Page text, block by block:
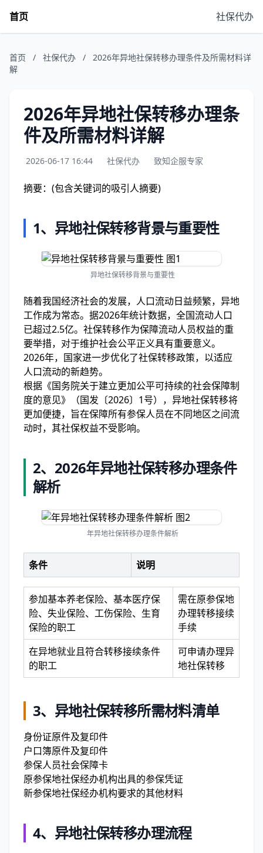
首页 社保代办
首页 / 社保代办 /
2026年异地社保转移办理条件及所需材料详
解
2026年异地社保转移办理条
件及所需材料详解
2026-06-17 16:44 社保代办 致知企服专家
摘要：(包含关键词的吸引人摘要)
1、 异地社保转移背景与重要性
异地社保转移背景与重要性
随着我国经济社会的发展，人口流动日益频繁，异地
工作成为常态。据2026年统计数据，全国流动人口
已超过2.5亿。社保转移作为保障流动人员权益的重
要举措，对于维护社会公平正义具有重要意义。
2026年，国家进一步优化了社保转移政策，以适应
人口流动的新趋势。
根据《国务院关于建立更加公平可持续的社会保障制
度的意见》（国发〔2026〕1号），异地社保转移将
更加便捷，旨在保障所有参保人员在不同地区之间流
动时，其社保权益不受影响。
2、 2026年异地社保转移办理条件
解析
年异地社保转移办理条件解析
条件 说明
参加基本养老保险、基本医疗保
险、失业保险、工伤保险、生育
保险的职工
需在原参保地
办理转移接续
手续
在异地就业且符合转移接续条件
的职工
可申请办理异
地社保转移
3、 异地社保转移所需材料清单
身份证原件及复印件
户口簿原件及复印件
参保人员社会保障卡
原参保地社保经办机构出具的参保凭证
新参保地社保经办机构要求的其他材料
4、 异地社保转移办理流程